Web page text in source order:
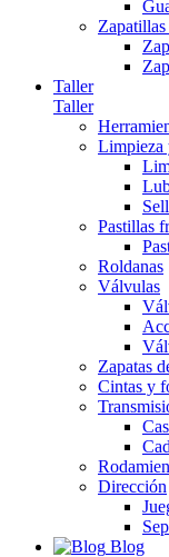
Taller
Taller
Limpieza
Pastillas
Roldanas
Válvulas
Zapatas
Cintas y
Dirección
Blog